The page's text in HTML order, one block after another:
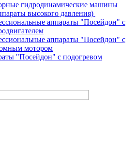
гидродинамические машины
высокого давления)
аппараты "Посейдон" с
аппараты "Посейдон" с
мотором
"Посейдон" с подогревом